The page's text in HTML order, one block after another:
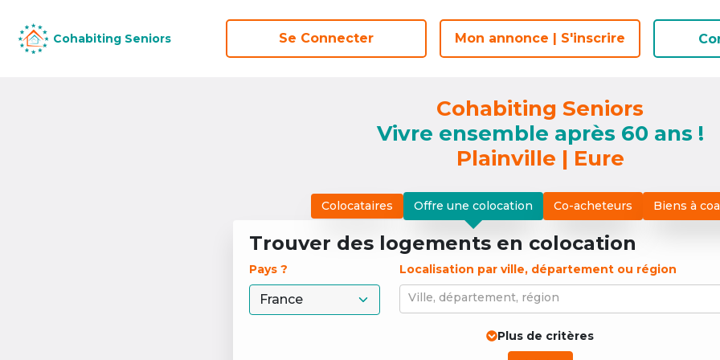
Cohabiting Seniors Se Connecter Mon annonce | S'inscrire
Cohabiting Seniors Se Connecter Mon annonce | S'inscrire
Cohabiting Seniors
Vivre ensemble après 60 ans !
Plainville | Eure
Colocataires Offre une colocation Co-acheteurs Biens à
Trouver des logements en colocation
Pays ?
Localisation par ville, département ou région
Ville, département, région
Plus de critères